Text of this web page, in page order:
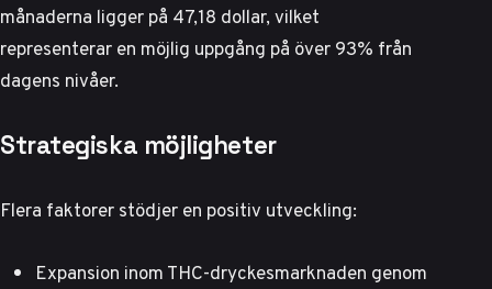
månaderna ligger på 47,18 dollar, vilket
representerar en möjlig uppgång på över 93% från
dagens nivåer.
Strategiska möjligheter
Flera faktorer stödjer en positiv utveckling:
Expansion inom THC-dryckesmarknaden genom